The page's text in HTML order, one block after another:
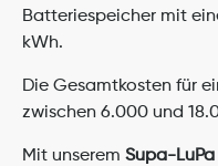
Batteriespeicher mit
kWh.
Die Gesamtkosten für
zwischen 6.000 und
Mit unserem Supa-LuPa